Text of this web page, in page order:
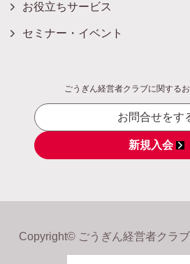
お役立ちサービス
セミナー・イベント
ごうぎん経営者クラブに関する
お問合せをす
新規入会
Copyright© ごうぎん経営者クラ